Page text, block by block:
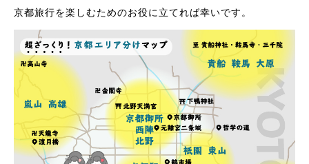
京都旅行を楽しむためのお役に立てれば幸いです。